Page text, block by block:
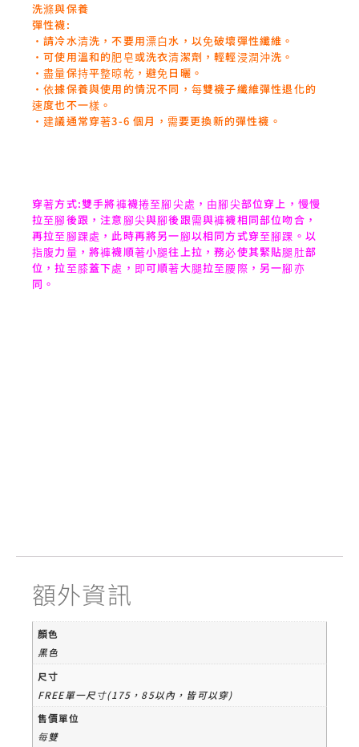
洗滌與保養
彈性襪:
‧請冷水清洗，不要用漂白水，以免破壞彈性纖維。
‧可使用溫和的肥皂或洗衣清潔劑，輕輕浸潤沖洗。
‧盡量保持平整晾乾，避免日曬。
‧依據保養與使用的情況不同，每雙襪子纖維彈性退化的
速度也不一樣。
‧建議通常穿著3-6 個月，需要更換新的彈性襪。
穿著方式:雙手將褲襪捲至腳尖處，由腳尖部位穿上，慢慢
拉至腳後跟，注意腳尖與腳後跟需與褲襪相同部位吻合，
再拉至腳踝處，此時再將另一腳以相同方式穿至腳踝。以
指腹力量，將褲襪順著小腿往上拉，務必使其緊貼腿肚部
位，拉至膝蓋下處，即可順著大腿拉至腰際，另一腳亦
同。
額外資訊
顏色
黑色
尺寸
FREE單一尺寸(175，85以內，皆可以穿)
售價單位
每雙